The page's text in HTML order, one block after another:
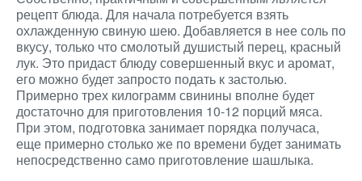
рецепт блюда. Для начала потребуется взять
охлажденную свиную шею. Добавляется в нее соль по
вкусу, только что смолотый душистый перец, красный
лук. Это придаст блюду совершенный вкус и аромат,
его можно будет запросто подать к застолью.
Примерно трех килограмм свинины вполне будет
достаточно для приготовления 10-12 порций мяса.
При этом, подготовка занимает порядка получаса,
еще примерно столько же по времени будет занимать
непосредственно само приготовление шашлыка.